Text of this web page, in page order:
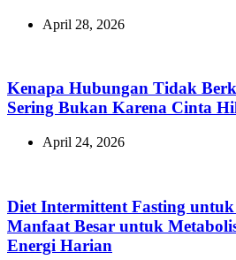
April 28, 2026
Kenapa Hubungan Tidak
Sering Bukan Karena Cinta
April 24, 2026
Diet Intermittent Fasting
Manfaat Besar untuk
Energi Harian